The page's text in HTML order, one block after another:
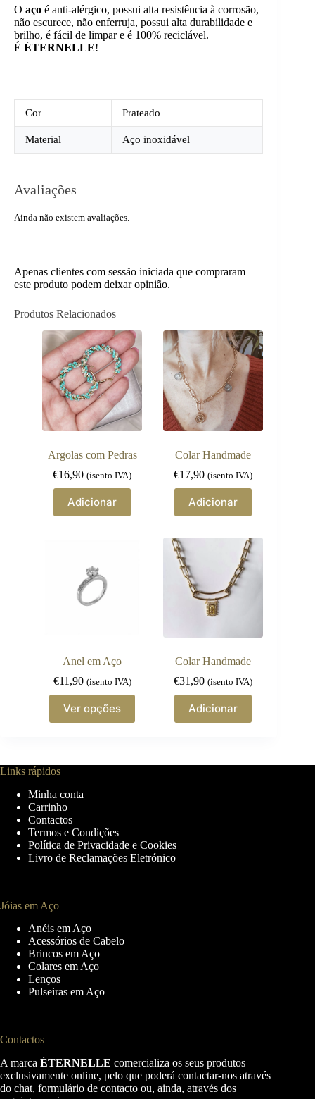
O aço é anti-alérgico, possui alta resistência à corrosão,
não escurece, não enferruja, possui alta durabilidade e
brilho, é fácil de limpar e é 100% reciclável.
É ÉTERNELLE!
Cor Prateado
Material Aço inoxidável
Avaliações
Ainda não existem avaliações.
Apenas clientes com sessão iniciada que compraram
este produto podem deixar opinião.
Produtos Relacionados
Argolas com Pedras
€16,90 (isento IVA)
Adicionar
Colar Handmade
€17,90 (isento IVA)
Adicionar
Anel em Aço
€11,90 (isento IVA)
Ver opções
product
has
The
on
the
product
page
Colar Handmade
€31,90 (isento IVA)
Adicionar
Links rápidos
Minha conta
Carrinho
Contactos
Termos e Condições
Política de Privacidade e Cookies
Livro de Reclamações Eletrónico
Jóias em Aço
Anéis em Aço
Acessórios de Cabelo
Brincos em Aço
Colares em Aço
Lenços
Pulseiras em Aço
Contactos
A marca ÉTERNELLE comercializa os seus produtos
exclusivamente online, pelo que poderá contactar-nos através
do chat, formulário de contacto ou, ainda, através dos